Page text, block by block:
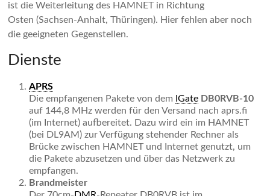
ist die Weiterleitung des HAMNET in Richtung
Osten (Sachsen-Anhalt, Thüringen). Hier fehlen aber noch
die geeigneten Gegenstellen.
Dienste
APRS
Die empfangenen Pakete von dem IGate DB0RVB-10
auf 144,8 MHz werden für den Versand nach aprs.fi
(im Internet) aufbereitet. Dazu wird ein im HAMNET
(bei DL9AM) zur Verfügung stehender Rechner als
Brücke zwischen HAMNET und Internet genutzt, um
die Pakete abzusetzen und über das Netzwerk zu
empfangen.
Brandmeister